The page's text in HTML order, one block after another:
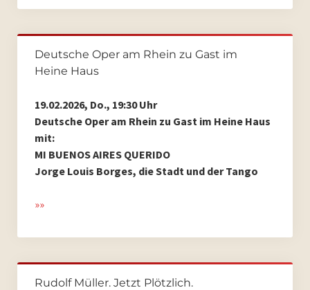
Deutsche Oper am Rhein zu Gast im
Heine Haus
19.02.2026, Do., 19:30 Uhr
Deutsche Oper am Rhein zu Gast im Heine Haus
mit:
MI BUENOS AIRES QUERIDO
Jorge Louis Borges, die Stadt und der Tango
»»
Rudolf Müller. Jetzt Plötzlich.